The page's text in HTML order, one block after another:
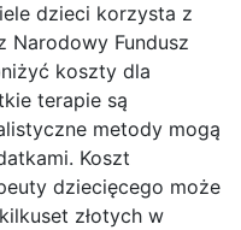
dzieci korzysta z
Narodowy Fundusz
koszty dla
terapie są
metody mogą
Koszt
dziecięcego może
złotych w